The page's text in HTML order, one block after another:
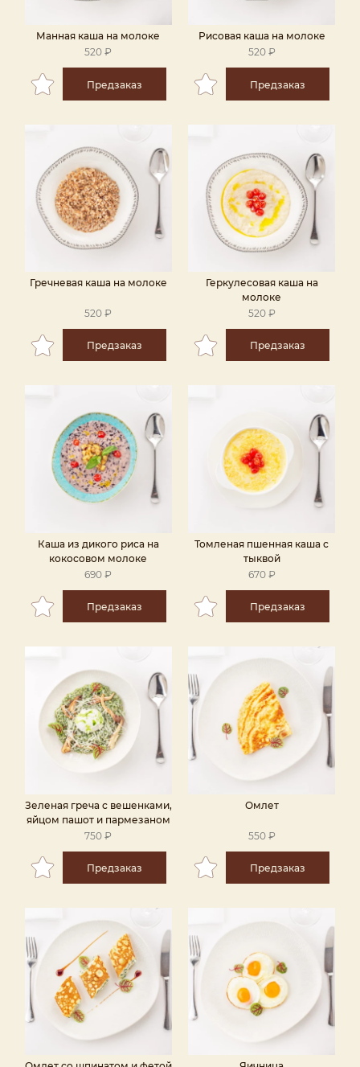
Манная каша на молоке
520 ₽
Предзаказ
Рисовая каша на молоке
520 ₽
Предзаказ
Гречневая каша на молоке
520 ₽
Предзаказ
Геркулесовая каша на
молоке
520 ₽
Предзаказ
Каша из дикого риса на
кокосовом молоке
690 ₽
Предзаказ
Томленая пшенная каша с
тыквой
670 ₽
Предзаказ
Зеленая греча с вешенками,
яйцом пашот и пармезаном
750 ₽
Предзаказ
Омлет
550 ₽
Предзаказ